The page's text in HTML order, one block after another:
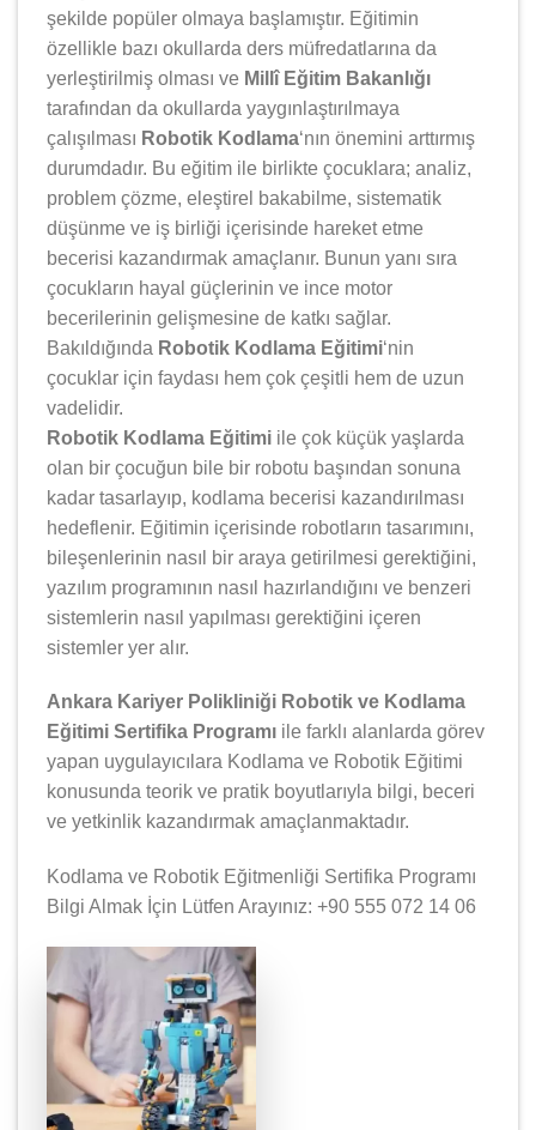
şekilde popüler olmaya başlamıştır. Eğitimin
özellikle bazı okullarda ders müfredatlarına da
yerleştirilmiş olması ve Millî Eğitim Bakanlığı
tarafından da okullarda yaygınlaştırılmaya
çalışılması Robotik Kodlama‘nın önemini arttırmış
durumdadır. Bu eğitim ile birlikte çocuklara; analiz,
problem çözme, eleştirel bakabilme, sistematik
düşünme ve iş birliği içerisinde hareket etme
becerisi kazandırmak amaçlanır. Bunun yanı sıra
çocukların hayal güçlerinin ve ince motor
becerilerinin gelişmesine de katkı sağlar.
Bakıldığında Robotik Kodlama Eğitimi‘nin
çocuklar için faydası hem çok çeşitli hem de uzun
vadelidir.
Robotik Kodlama Eğitimi ile çok küçük yaşlarda
olan bir çocuğun bile bir robotu başından sonuna
kadar tasarlayıp, kodlama becerisi kazandırılması
hedeflenir. Eğitimin içerisinde robotların tasarımını,
bileşenlerinin nasıl bir araya getirilmesi gerektiğini,
yazılım programının nasıl hazırlandığını ve benzeri
sistemlerin nasıl yapılması gerektiğini içeren
sistemler yer alır.
Ankara Kariyer Polikliniği Robotik ve Kodlama
Eğitimi Sertifika Programı ile farklı alanlarda görev
yapan uygulayıcılara Kodlama ve Robotik Eğitimi
konusunda teorik ve pratik boyutlarıyla bilgi, beceri
ve yetkinlik kazandırmak amaçlanmaktadır.
Kodlama ve Robotik Eğitmenliği Sertifika Programı
Bilgi Almak İçin Lütfen Arayınız: +90 555 072 14 06